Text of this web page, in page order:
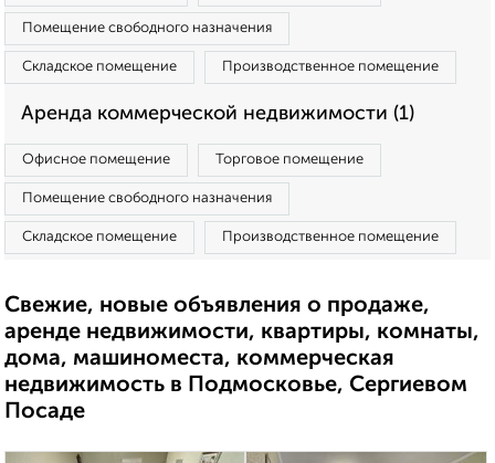
Помещение свободного назначения
Складское помещение Производственное помещение
Аренда коммерческой недвижимости (1)
Офисное помещение Торговое помещение
Помещение свободного назначения
Складское помещение Производственное помещение
Свежие, новые объявления о продаже,
аренде недвижимости, квартиры, комнаты,
дома, машиноместа, коммерческая
недвижимость в Подмосковье, Сергиевом
Посаде